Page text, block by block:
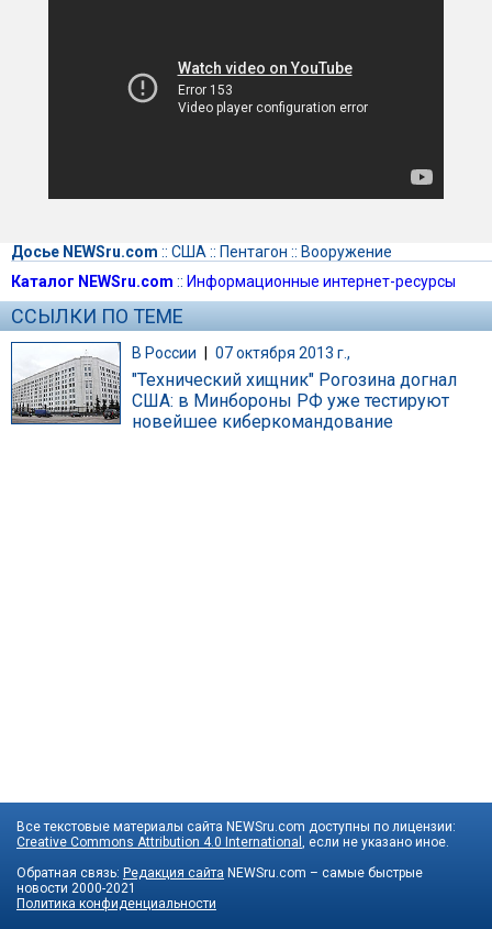
Досье NEWSru.com :: США :: Пентагон :: Вооружение
Каталог NEWSru.com :: Информационные интернет-ресурсы
ССЫЛКИ ПО ТЕМЕ
В России | 07 октября 2013 г.,
"Технический хищник" Рогозина догнал
США: в Минбороны РФ уже тестируют
новейшее киберкомандование
Все текстовые материалы сайта NEWSru.com доступны по лицензии:
Creative Commons Attribution 4.0 International
, если не указано иное.
Обратная связь: Редакция сайта NEWSru.com – самые быстрые
новости 2000-2021
Политика конфиденциальности